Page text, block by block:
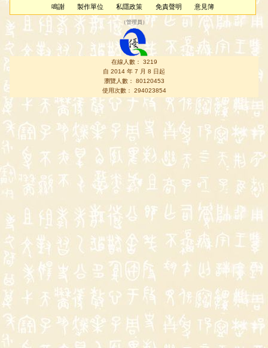
鳴謝
製作單位 私隱政策 免責聲明 意見簿
（管理員 ）
在線人數： 3219
自 2014 年 7 月 8 日起
瀏覽人數： 80120453
使用次數： 294023854